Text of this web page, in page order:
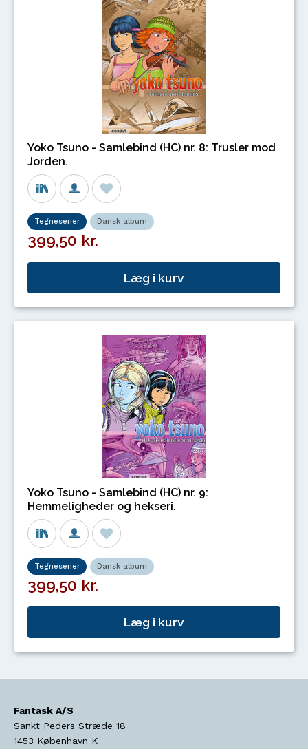
Yoko Tsuno - Samlebind (HC) nr. 8: Trusler mod
Jorden.
Tegneserier Dansk album
399,50 kr.
Læg i kurv
Yoko Tsuno - Samlebind (HC) nr. 9:
Hemmeligheder og hekseri.
Tegneserier Dansk album
399,50 kr.
Læg i kurv
Fantask A/S
Sankt Peders Stræde 18
1453 København K